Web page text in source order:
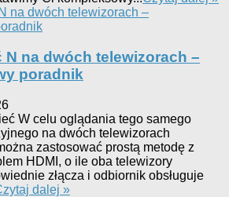
N na dwóch telewizorach –
poradnik
W celu oglądania tego samego
na dwóch telewizorach
zastosować prostą metodę z
HDMI, o ile oba telewizory
złącza i odbiornik obsługuje
dalej »